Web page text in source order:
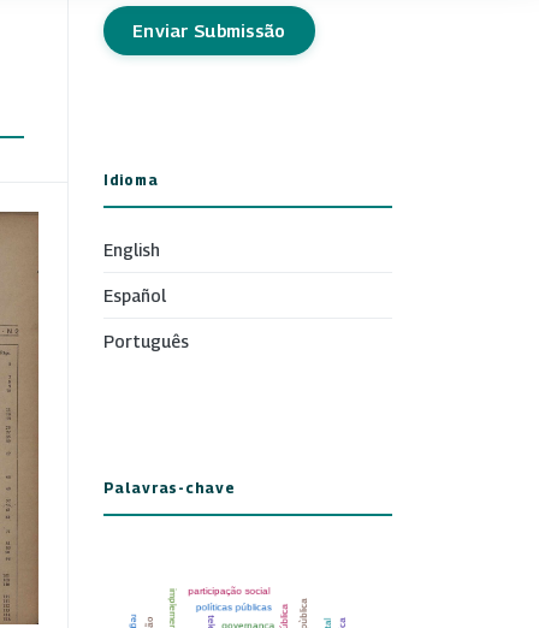
Enviar Submissão
Idioma
English
Español
Português
Palavras-chave